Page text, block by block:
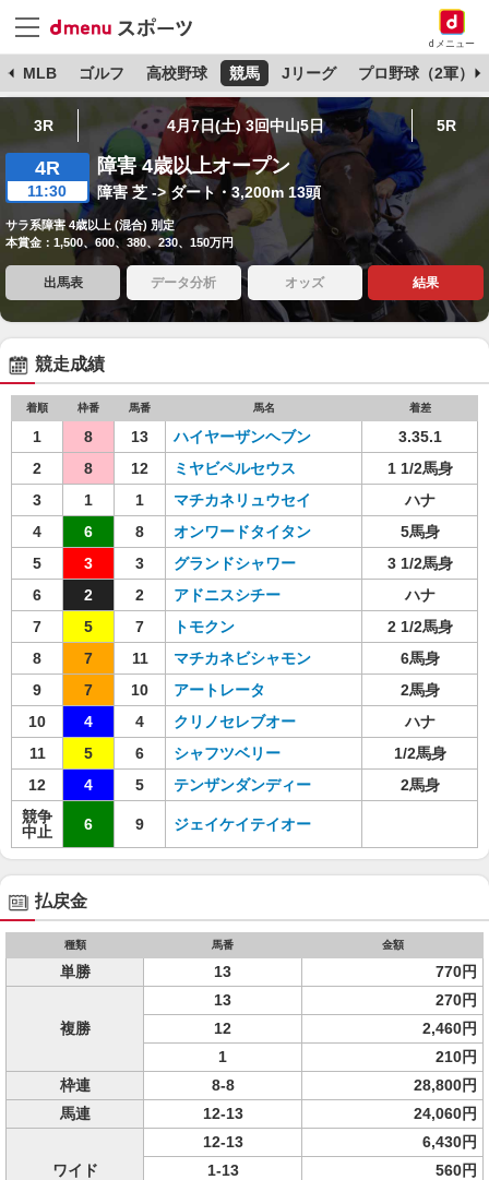
dメニュー
MLB ゴルフ 高校野球 競馬 Jリーグ プロ野球（2軍）
3R 4月7日(土) 3回中山5日 5R
4R
11:30
障害 4歳以上オープン
障害 芝 -> ダート・3,200m 13頭
サラ系障害 4歳以上 (混合) 別定
本賞金：1,500、600、380、230、150万円
出馬表 データ分析 オッズ 結果
競走成績
着順 枠番 馬番 馬名 着差
1 8 13 ハイヤーザンヘブン
3.35.1
2
8 12 ミヤビペルセウス
1 1/2馬身
3
1 1 マチカネリュウセイ
ハナ
4
6 8 オンワードタイタン
5馬身
5
3 3 グランドシャワー
3 1/2馬身
6
2 2 アドニスシチー
ハナ
7
5 7 トモクン
2 1/2馬身
8
7 11 マチカネビシャモン
6馬身
9
7 10 アートレータ
2馬身
10
4 4 クリノセレブオー
ハナ
11
5 6 シャフツベリー
1/2馬身
12
4 5 テンザンダンディー
2馬身
競争
中止
6 9 ジェイケイテイオー
払戻金
種類 馬番 金額
単勝 13 770円
複勝
13
270円
12
2,460円
1
210円
枠連
8-8
28,800円
馬連
12-13 24,060円
ワイド
12-13
6,430円
1-13
560円